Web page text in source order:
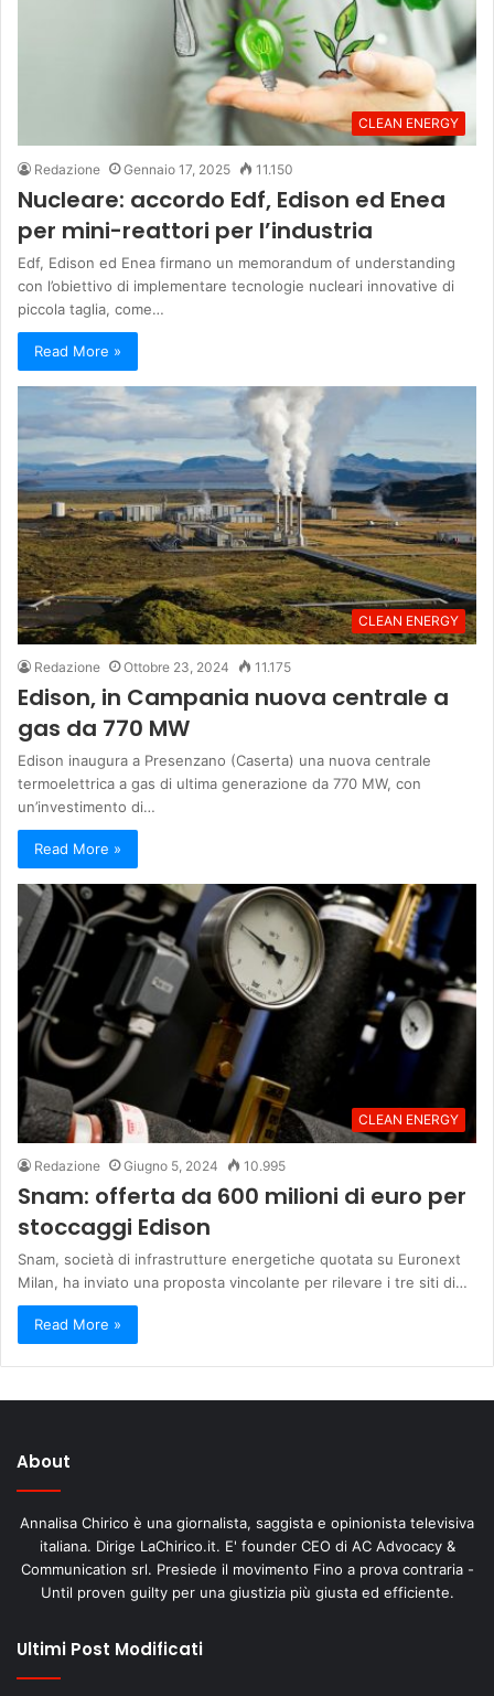
CLEAN ENERGY
Redazione Gennaio 17, 2025 11.150
Nucleare: accordo Edf, Edison ed Enea
per mini-reattori per l’industria
Edf, Edison ed Enea firmano un memorandum of understanding
con l’obiettivo di implementare tecnologie nucleari innovative di
piccola taglia, come…
Read More »
CLEAN ENERGY
Redazione Ottobre 23, 2024 11.175
Edison, in Campania nuova centrale a
gas da 770 MW
Edison inaugura a Presenzano (Caserta) una nuova centrale
termoelettrica a gas di ultima generazione da 770 MW, con
un’investimento di…
Read More »
CLEAN ENERGY
Redazione Giugno 5, 2024 10.995
Snam: offerta da 600 milioni di euro per
stoccaggi Edison
Snam, società di infrastrutture energetiche quotata su Euronext
Milan, ha inviato una proposta vincolante per rilevare i tre siti di…
Read More »
About
Annalisa Chirico è una giornalista, saggista e opinionista televisiva
italiana. Dirige LaChirico.it. E' founder CEO di AC Advocacy &
Communication srl. Presiede il movimento Fino a prova contraria -
Until proven guilty per una giustizia più giusta ed efficiente.
Ultimi Post Modificati